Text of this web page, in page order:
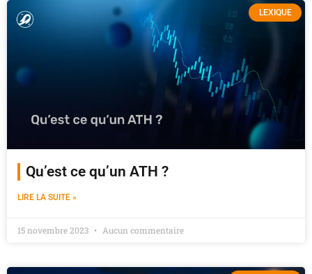
LEXIQUE
Qu’est ce qu’un ATH ?
LIRE LA SUITE »
15 novembre 2023 Aucun commentaire